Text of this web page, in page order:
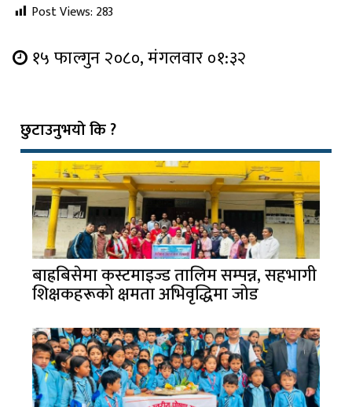
Post Views: 283
१५ फाल्गुन २०८०, मंगलवार ०१:३२
छुटाउनुभयो कि ?
बाह्रबिसेमा कस्टमाइज्ड तालिम सम्पन्न, सहभागी
शिक्षकहरूको क्षमता अभिवृद्धिमा जोड